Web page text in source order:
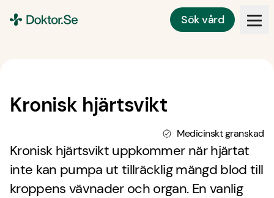
Sök vård
Kronisk hjärtsvikt
Medicinskt granskad
Kronisk hjärtsvikt uppkommer när hjärtat
inte kan pumpa ut tillräcklig mängd blod till
kroppens vävnader och organ. En vanlig